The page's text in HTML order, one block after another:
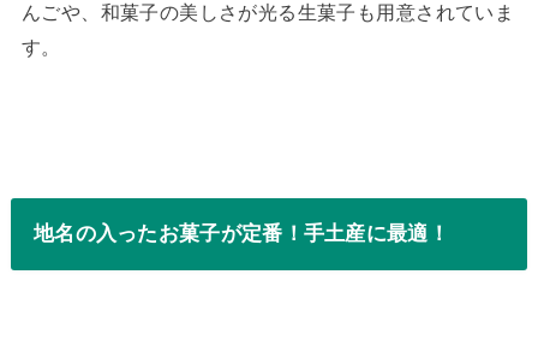
んごや、和菓子の美しさが光る生菓子も用意されていま
す。
地名の入ったお菓子が定番！手土産に最適！